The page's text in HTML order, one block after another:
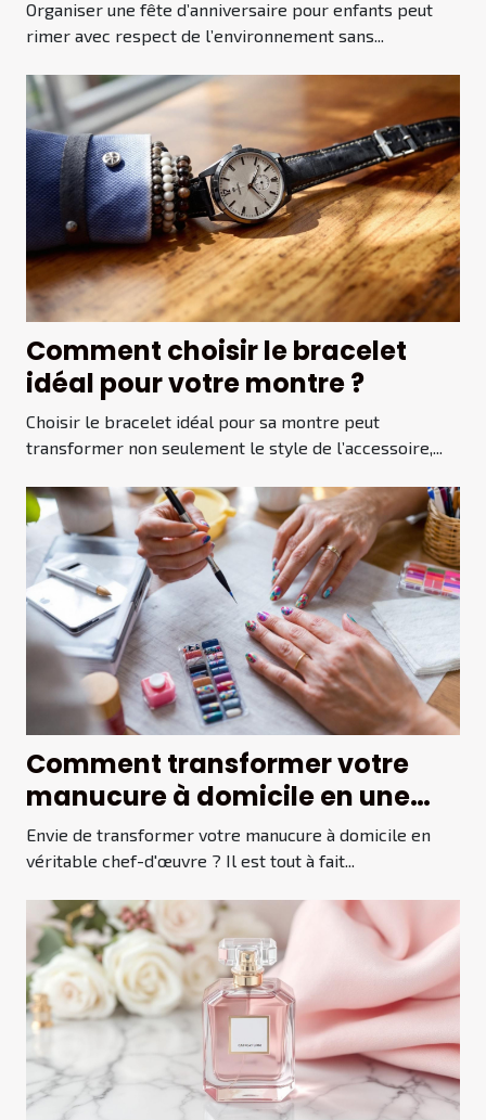
Organiser une fête d’anniversaire pour enfants peut
rimer avec respect de l’environnement sans...
Comment choisir le bracelet
idéal pour votre montre ?
Choisir le bracelet idéal pour sa montre peut
transformer non seulement le style de l’accessoire,...
Comment transformer votre
manucure à domicile en une
œuvre d'art ?
Envie de transformer votre manucure à domicile en
véritable chef-d'œuvre ? Il est tout à fait...